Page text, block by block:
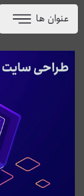
عنوان ها